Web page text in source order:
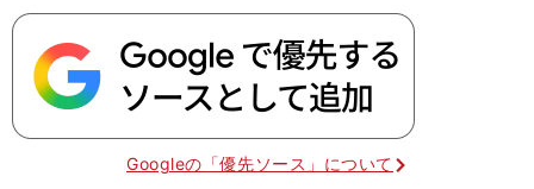
Googleの「優先ソース」について